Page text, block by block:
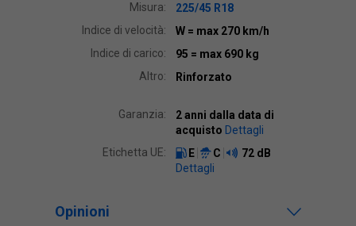
Misura:
225/45 R18
Indice di velocità:
W = max 270 km/h
Indice di carico:
95 = max 690 kg
Altro:
Rinforzato
Garanzia:
2 anni dalla data di
acquisto Dettagli
Etichetta UE:
E C
72 dB
Dettagli
Opinioni